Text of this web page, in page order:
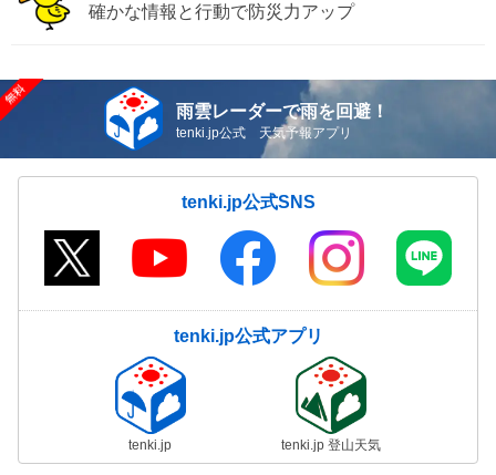
確かな情報と行動で防災力アップ
雨雲レーダーで雨を回避！
tenki.jp公式 天気予報アプリ
tenki.jp公式SNS
tenki.jp公式アプリ
tenki.jp tenki.jp 登山天気